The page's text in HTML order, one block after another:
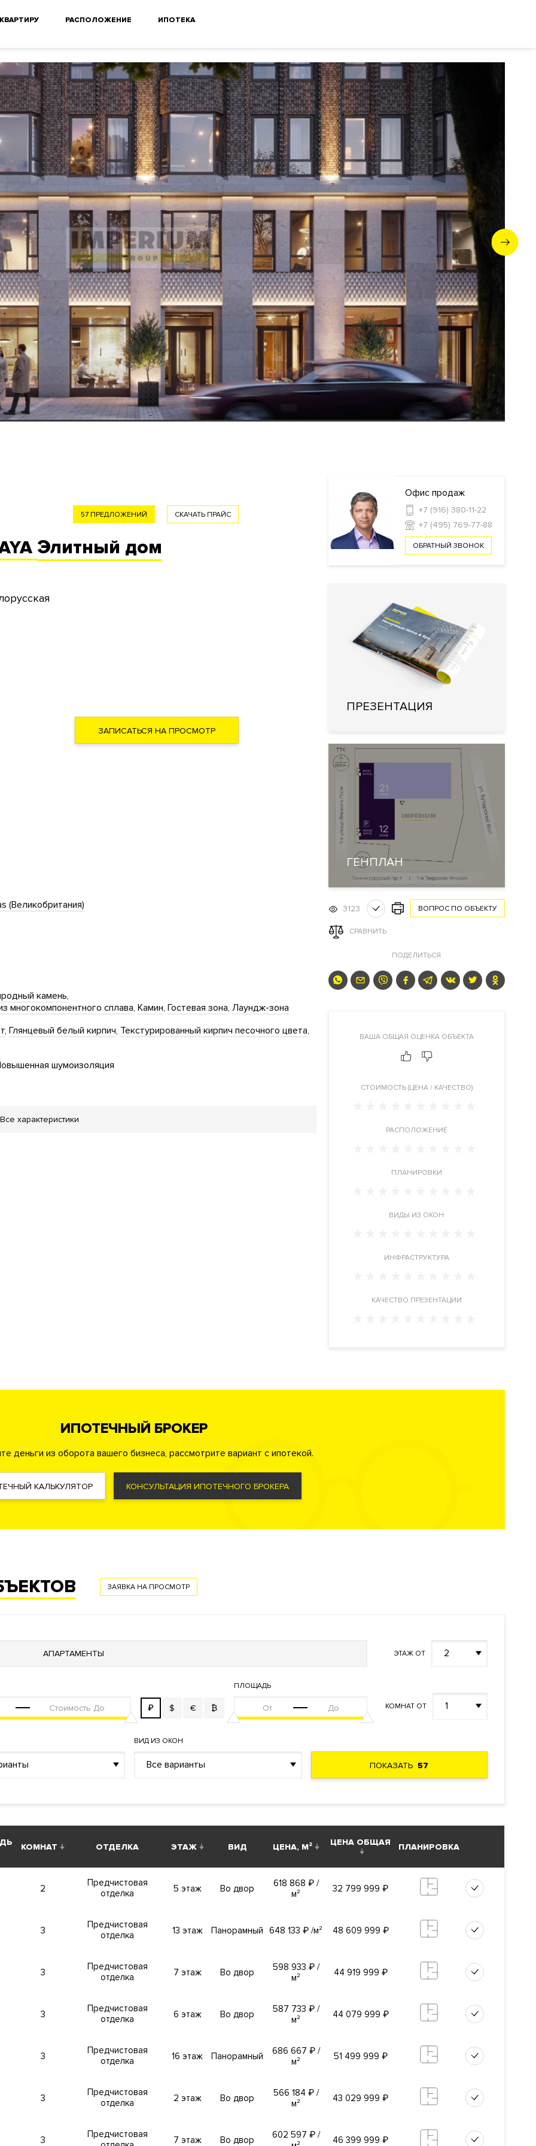
РАСПОЛОЖЕНИЕ ИПОТЕКА
СКАЧАТЬ ПРАЙС
57 ПРЕДЛОЖЕНИЙ
Элитный дом
ЗАПИСАТЬСЯ НА ПРОСМОТР
(Великобритания)
камень
многокомпонентного сплава Камин Гостевая зона Лаундж-зона
Глянцевый белый кирпич Текстурированный кирпич песочного цвета
шумоизоляция
управления жизнеобеспечения дома «Умный дом»
увлажнения воздуха Система охранно-пожарной сигнализации
с зоной отдыха и стеной с водопадом. Круглосуточная служба
и высокотехнологичные системы обеспечения
беспроводная система «Умный дом». Фильтры
принудительной вентиляции и кондиционирования. Умный лифт:
комплекса, включая паркинг и лифты. Автоматическая
территория. Система контроля и управления доступом.
связи.
Все характеристики
Офис продаж
+7 (916) 380-11-22
+7 (495) 769-77-88
ОБРАТНЫЙ ЗВОНОК
ПРЕЗЕНТАЦИЯ
ГЕНПЛАН
3123 ВОПРОС ПО ОБЪЕКТУ
СРАВНИТЬ
ПОДЕЛИТЬСЯ
ВАША ОБЩАЯ ОЦЕНКА ОБЪЕКТА
CТОИМОСТЬ (ЦЕНА / КАЧЕСТВО)
РАСПОЛОЖЕНИЕ
ПЛАНИРОВКИ
ВИДЫ ИЗ ОКОН
ИНФРАСТРУКТУРА
КАЧЕСТВО ПРЕЗЕНТАЦИИ
ИПОТЕЧНЫЙ БРОКЕР
деньги из оборота вашего бизнеса, рассмотрите вариант с ипотекой.
КАЛЬКУЛЯТОР КОНСУЛЬТАЦИЯ ИПОТЕЧНОГО БРОКЕРА
ЗАЯВКА НА ПРОСМОТР
АПАРТАМЕНТЫ ЭТАЖ ОТ 2
₽ $ € ₿
ПЛОЩАДЬ
КОМНАТ ОТ 1
ВИД ИЗ ОКОН
Все варианты ПОКАЗАТЬ 57
КОМНАТ ОТДЕЛКА ЭТАЖ ВИД ЦЕНА, М² ЦЕНА ОБЩАЯ ПЛАНИРОВКА
2
Предчистовая
отделка
5 этаж Во двор 618 868 ₽/
м²
32 799 999 ₽
3
Предчистовая
отделка
13 этаж Панорамный 648 133 ₽ /м² 48 609 999 ₽
3
Предчистовая
отделка
7 этаж Во двор 598 933 ₽/
м²
44 919 999 ₽
3
Предчистовая
отделка
6 этаж Во двор 587 733 ₽/
м²
44 079 999 ₽
3
Предчистовая
отделка
16 этаж Панорамный 686 667 ₽/
м²
51 499 999 ₽
3
Предчистовая
отделка
2 этаж Во двор 566 184 ₽/
м²
43 029 999 ₽
3
Предчистовая
7 этаж Во двор 602 597 ₽/
46 399 999 ₽